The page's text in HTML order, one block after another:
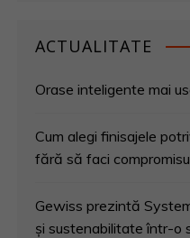
ACTUALITATE
Orase inteligente mai
Cum alegi finisajele
fără să faci
Gewiss prezintă
și sustenabilitate într-o